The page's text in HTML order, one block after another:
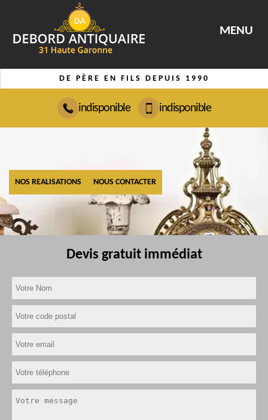
MENU
DE PÈRE EN FILS DEPUIS 1990
indisponible indisponible
NOS REALISATIONS NOUS CONTACTER
Devis gratuit immédiat